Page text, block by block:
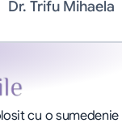
Dr. Trifu Mihaela
cu o